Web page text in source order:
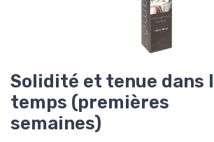
Solidité et tenue dans
temps (premières
semaines)